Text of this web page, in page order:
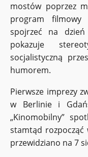
mostów poprzez
program filmowy
spojrzeć na
pokazuje
socjalistyczną
humorem.
Pierwsze imprezy
w Berlinie i
„Kinomobilny”
stamtąd
przewidziano na 7